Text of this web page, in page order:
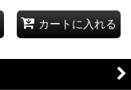
カートに入れる